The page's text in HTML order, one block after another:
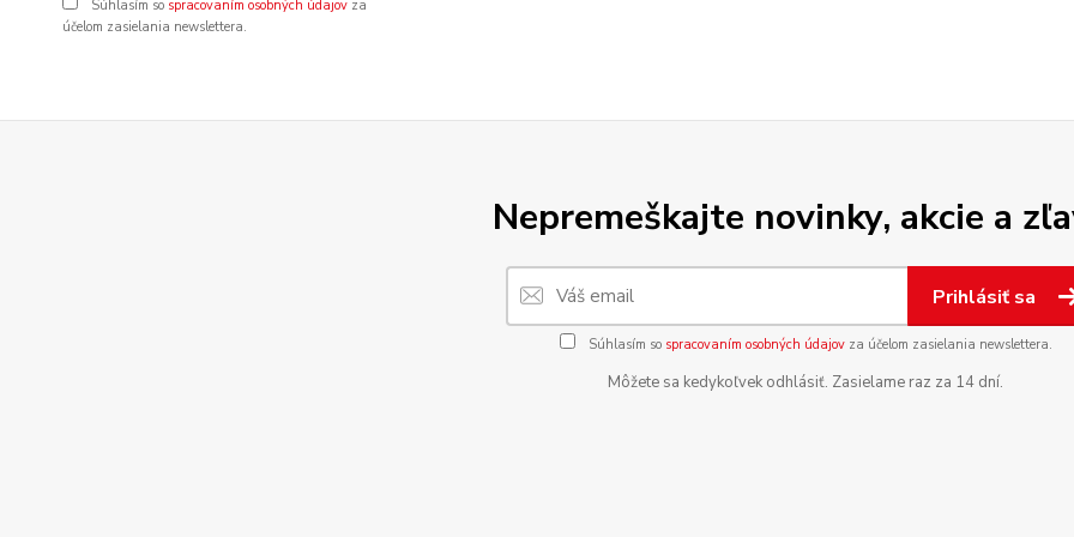
Súhlasím so spracovaním osobných údajov za
účelom zasielania newslettera.
Nepremeškajte novinky, akcie a
Prihlásiť sa
Súhlasím so spracovaním osobných údajovza účelom zasielania newslettera.
Môžete sa kedykoľvek odhlásiť. Zasielame raz za 14 dní.